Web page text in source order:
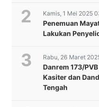
Kamis, 1 Mei 2025
Penemuan
Lakukan
Rabu, 26 Maret
Danrem 173/
Kasiter dan
Tengah